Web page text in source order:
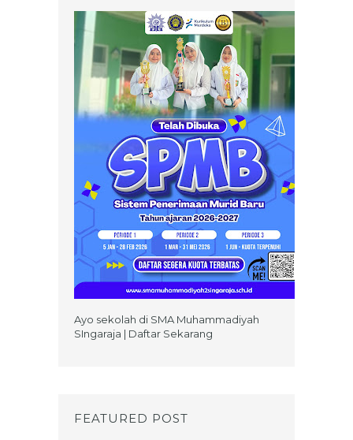
Ayo sekolah di SMA Muhammadiyah
SIngaraja | Daftar Sekarang
FEATURED POST